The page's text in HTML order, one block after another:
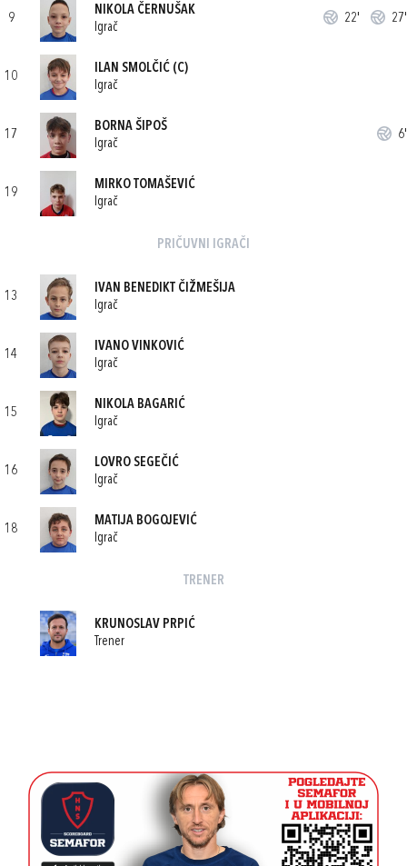
9
NIKOLA ČERNUŠAK
Igrač
22' 27'
10
ILAN SMOLČIĆ (C)
Igrač
17
BORNA ŠIPOŠ
Igrač
6'
19
MIRKO TOMAŠEVIĆ
Igrač
PRIČUVNI IGRAČI
13
IVAN BENEDIKT ČIŽMEŠIJA
Igrač
14
IVANO VINKOVIĆ
Igrač
15
NIKOLA BAGARIĆ
Igrač
16
LOVRO SEGEČIĆ
Igrač
18
MATIJA BOGOJEVIĆ
Igrač
TRENER
KRUNOSLAV PRPIĆ
Trener